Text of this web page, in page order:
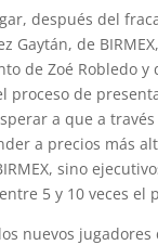
después del
Gaytán, de
de Zoé Robledo
proceso de
a que a
a precios más
sino
5 y 10 veces el
nuevos